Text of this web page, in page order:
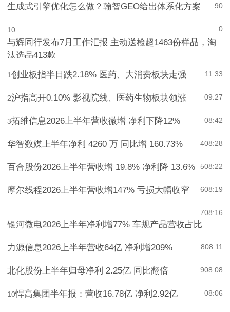
0
9
生成式引擎优化怎么做？翰智GEO给出体系化方案
0
10
与辉同行发布7月工作汇报 主动送检超1463份样品，淘
汰选品413款
11:33
1创业板指半日跌2.18% 医药、大消费板块走强
09:27
2沪指高开0.10% 影视院线、医药生物板块领涨
08:42
3拓维信息2026上半年营收微增 净利下降12%
08:28
4
华智数媒上半年净利 4260 万 同比增 160.73%
08:22
5
百合股份2026上半年营收增 19.8% 净利降 13.6%
08:19
6
摩尔线程2026上半年营收增147% 亏损大幅收窄
08:16
7
银河微电2026上半年净利增77% 车规产品营收占比
08:11
8
力源信息2026上半年营收64亿 净利增209%
08:08
9
北化股份上半年归母净利 2.25亿 同比翻倍
08:06
10悍高集团半年报：营收16.78亿 净利2.92亿